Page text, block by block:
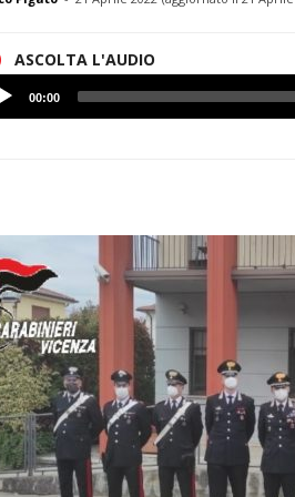
ASCOLTA L'AUDIO
00:00